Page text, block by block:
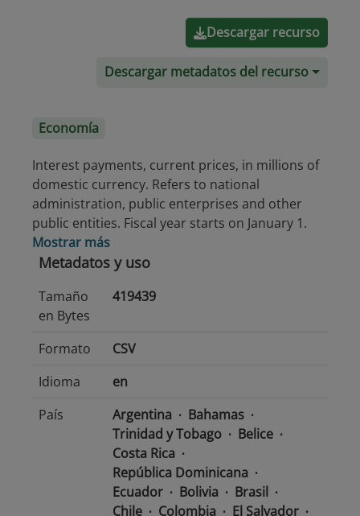
Descargar recurso
Descargar metadatos del recurso
Economía
Interest payments, current prices, in millions of
domestic currency. Refers to national
administration, public enterprises and other
public entities. Fiscal year starts on January 1.
Mostrar más
Metadatos y uso
Tamaño
en Bytes
419439
Formato
CSV
Idioma
en
País
Argentina
Bahamas
Trinidad y Tobago
Belice
Costa Rica
República Dominicana
Ecuador
Bolivia
Brasil
Chile
Colombia
El Salvador